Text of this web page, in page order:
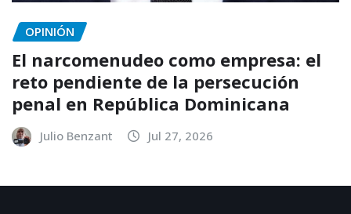
OPINIÓN
El narcomenudeo como empresa: el
reto pendiente de la persecución
penal en República Dominicana
Julio Benzant Jul 27, 2026